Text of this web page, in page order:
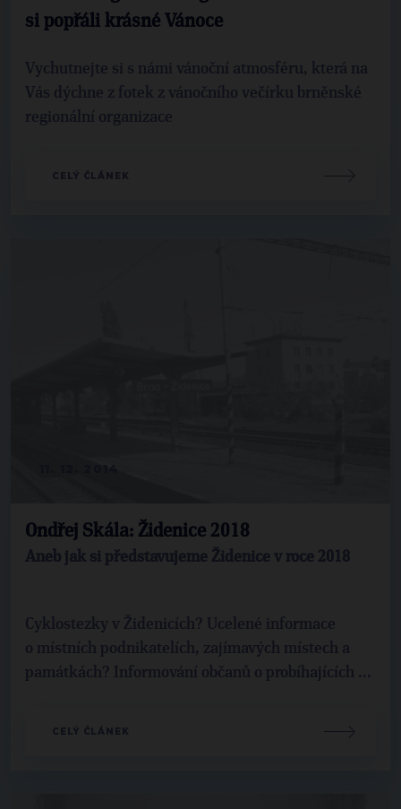
si popřáli krásné Vánoce
Vychutnejte si s námi vánoční atmosféru, která na
Vás dýchne z fotek z vánočního večírku brněnské
regionální organizace
CELÝ ČLÁNEK
Ondřej Skála: Židenice 2018
Aneb jak si představujeme Židenice v roce 2018
Cyklostezky v Židenicích? Ucelené informace
o místních podnikatelích, zajímavých místech a
památkách? Informování občanů o probíhajících ...
CELÝ ČLÁNEK